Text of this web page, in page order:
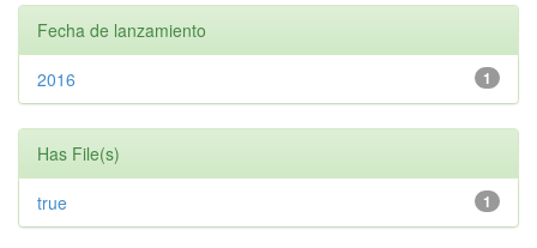
Fecha de lanzamiento
1
2016
Has File(s)
1
true